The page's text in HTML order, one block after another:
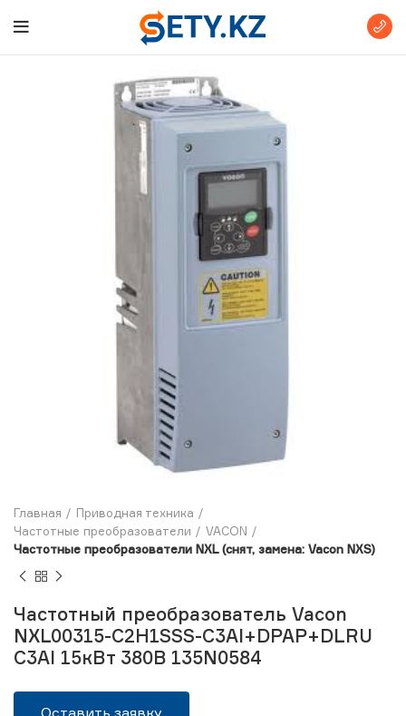
Главная
Приводная техника
Частотные преобразователи
VACON
Частотные преобразователи NXL (снят, замена: Vacon NXS)
Частотный преобразователь Vacon
NXL00315-C2H1SSS-C3AI+DPAP+DLRU
C3AI 15кВт 380В 135N0584
Оставить заявку